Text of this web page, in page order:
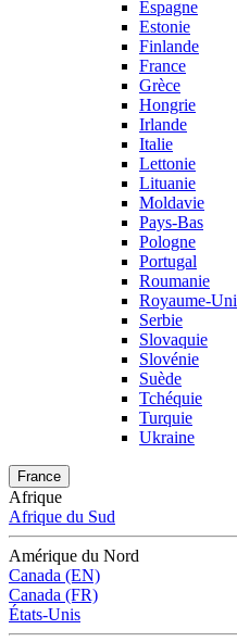
Espagne
Estonie
Finlande
France
Grèce
Hongrie
Irlande
Italie
Lettonie
Lituanie
Moldavie
Pays-Bas
Pologne
Portugal
Roumanie
Royaume-Uni
Serbie
Slovaquie
Slovénie
Suède
Tchéquie
Turquie
Ukraine
France
Afrique
Afrique du Sud
Amérique du Nord
Canada (EN)
Canada (FR)
États-Unis